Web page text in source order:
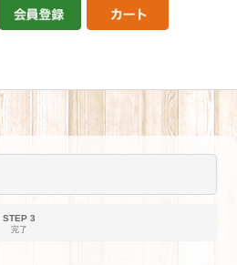
STEP 3
完了